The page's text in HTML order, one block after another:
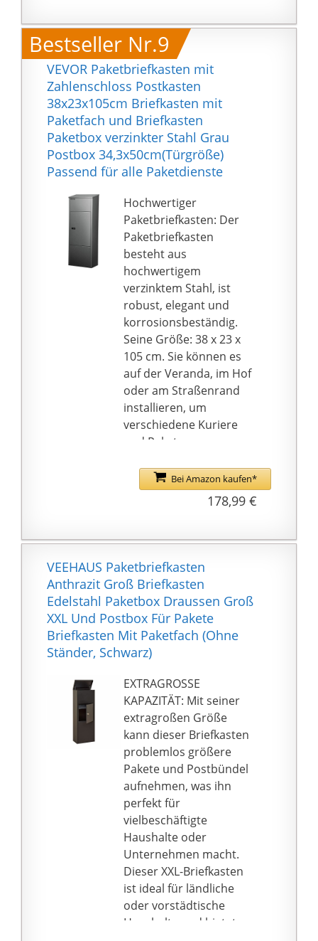
den Kasten nach unten
befördert.
Stahl | Farbe: Anthrazit-
weiß
- Dieser
Großraumbriefkasten
zeichnet sich
besonders durch sein
großes Innenfach aus
und ist für Päckchen,
Großbriefe und
geeignet. Die Größe der
Postbox ist auch Ideal
für einen
professionellen
Gebrauch in Ihrer
Firma.. -...
Bestseller Nr.9
VEVOR Paketbriefkasten mit
Zahlenschloss Postkasten
38x23x105cm Briefkasten mit
Paketfach und Briefkasten
Paketbox verzinkter Stahl Grau
Postbox 34,3x50cm(Türgröße)
Passend für alle Paketdienste
Hochwertiger
Paketbriefkasten: Der
Paketbriefkasten
besteht aus
hochwertigem
verzinktem Stahl, ist
robust, elegant und
korrosionsbeständig.
Seine Größe: 38 x 23 x
105 cm. Sie können es
auf der Veranda, im Hof
oder am Straßenrand
installieren, um
verschiedene Kuriere
und Pakete zu
Sicher & kein Schlüssel
erforderlich: Der
Paketkasten ist mit
ausgestattet; ein
Schlüssel ist nicht
erforderlich. Im Inneren
des Paketkastens
befindet sich ein
Metallgitter, sodass
andere Personen nicht
mit ihren Händen
durch den
Einwurfschlitz in den
Behälter gelangen
können.
Wetterfestes Design:
Die Oberfläche des
Paketbriefkastens ist
mit einer
Pulverbeschichtung
beschichtet, sieht
elegant aus und ist
rostfrei. Die obere
Platte des
Einwurfschlitzes kann
verhindern, dass Regen
Bei Amazon kaufen*
178,99 €
VEEHAUS Paketbriefkasten
Anthrazit Groß Briefkasten
Edelstahl Paketbox Draussen Groß
XXL Und Postbox Für Pakete
Briefkasten Mit Paketfach (Ohne
Ständer, Schwarz)
EXTRAGROSSE
KAPAZITÄT: Mit seiner
extragroßen Größe
kann dieser Briefkasten
problemlos größere
Pakete und Postbündel
aufnehmen, was ihn
perfekt für
vielbeschäftigte
Haushalte oder
Unternehmen macht.
Dieser XXL-Briefkasten
ist ideal für ländliche
oder vorstädtische
Haushalte und bietet